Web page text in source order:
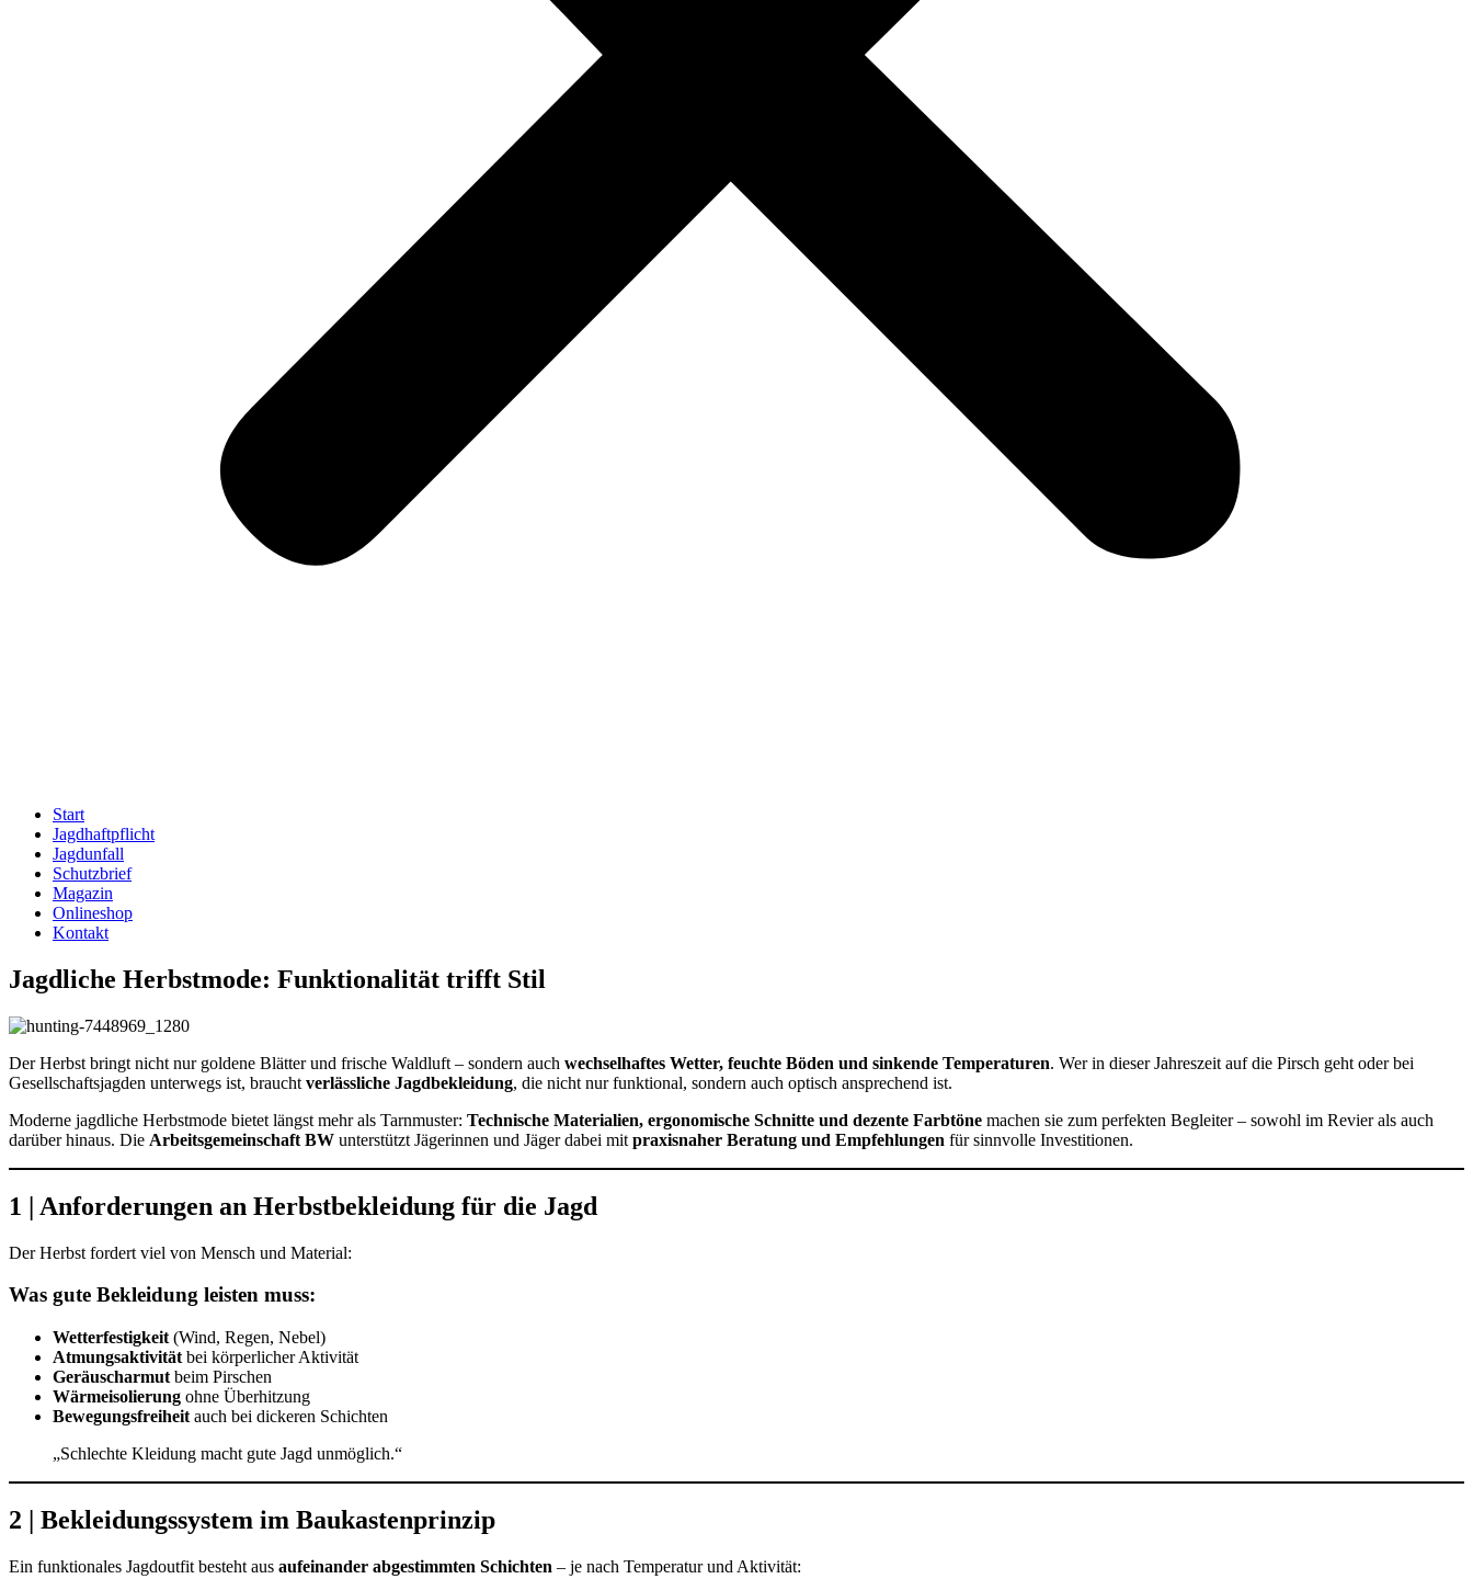
Start
Jagdhaftpflicht
Jagdunfall
Schutzbrief
Magazin
Onlineshop
Kontakt
Jagdliche Herbstmode: Funktionalität trifft Stil
Der Herbst bringt nicht nur goldene Blätter und frische Waldluft – sondern auch wechselhaftes Wetter, feuchte Böden und sinkende Temperaturen. Wer in dieser Jahreszeit auf die Pirsch geht oder bei
Gesellschaftsjagden unterwegs ist, braucht verlässliche Jagdbekleidung, die nicht nur funktional, sondern auch optisch ansprechend ist.
Moderne jagdliche Herbstmode bietet längst mehr als Tarnmuster: Technische Materialien, ergonomische Schnitte und dezente Farbtöne machen sie zum perfekten Begleiter – sowohl im Revier als auch
darüber hinaus. Die Arbeitsgemeinschaft BW unterstützt Jägerinnen und Jäger dabei mit praxisnaher Beratung und Empfehlungen für sinnvolle Investitionen.
1 | Anforderungen an Herbstbekleidung für die Jagd
Der Herbst fordert viel von Mensch und Material:
Was gute Bekleidung leisten muss:
Wetterfestigkeit (Wind, Regen, Nebel)
Atmungsaktivität bei körperlicher Aktivität
Geräuscharmut beim Pirschen
Wärmeisolierung ohne Überhitzung
Bewegungsfreiheit auch bei dickeren Schichten
„Schlechte Kleidung macht gute Jagd unmöglich.“
2 | Bekleidungssystem im Baukastenprinzip
Ein funktionales Jagdoutfit besteht aus aufeinander abgestimmten Schichten – je nach Temperatur und Aktivität: